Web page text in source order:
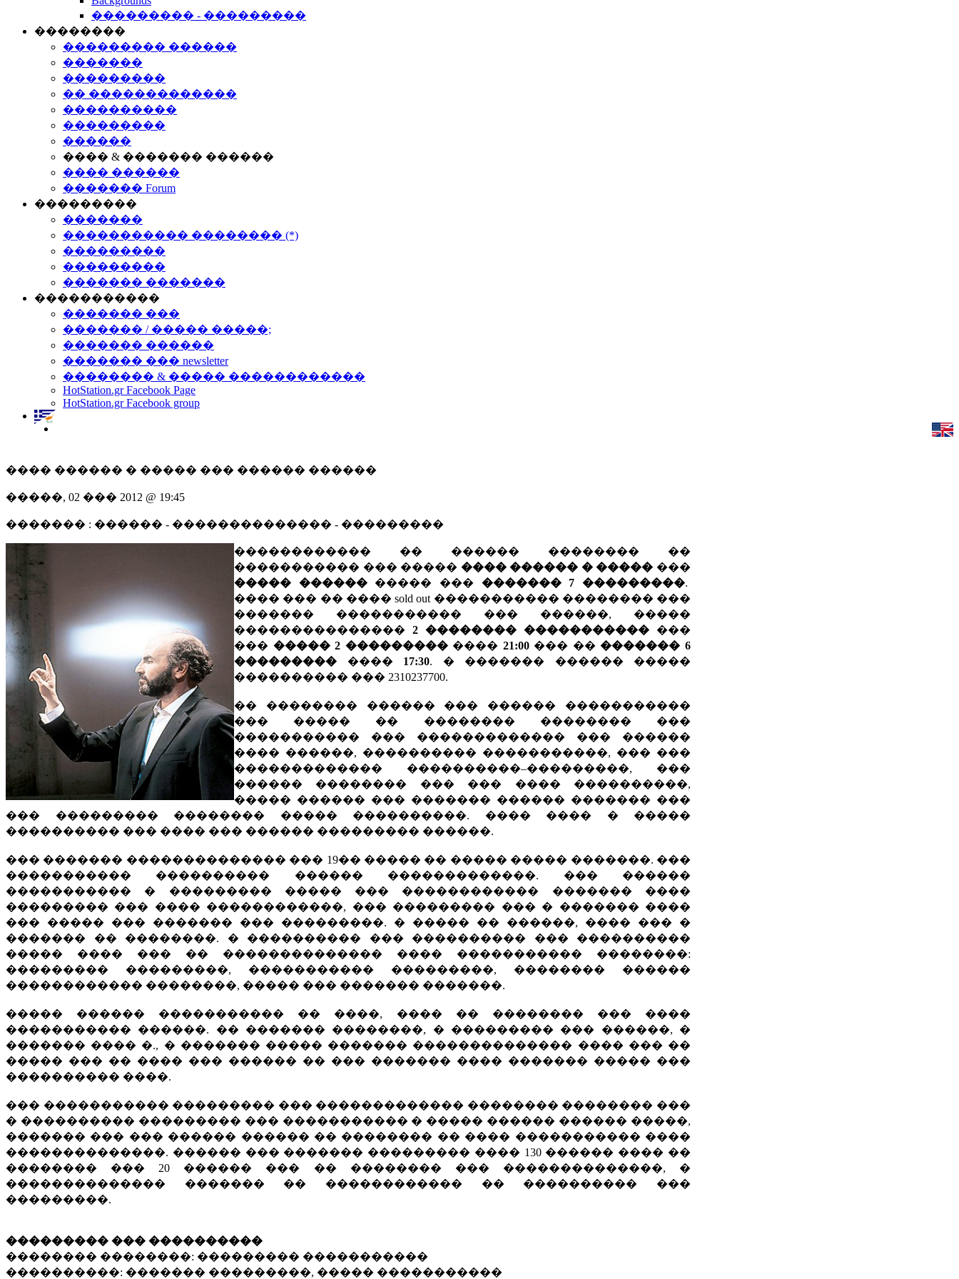
��������� - ���������
��������
��������� ������
�������
���������
�� �������������
����������
���������
������
���� & ������� ������
���� ������
������� Forum
���������
�������
����������� �������� (*)
���������
���������
������� �������
�����������
������� ���
������� / ����� �����;
������� ������
������� ��� newsletter
�������� & ����� ������������
HotStation.gr Facebook Page
HotStation.gr Facebook group
���� ������ � ����� ��� ������ ������
�����, 02 ��� 2012 @ 19:45
������� : ������ - �������������� - ���������
������������ �� ������ �������� ��
����������� ��� ����� ���� ������ � ����� ���
����� ����������� ��� ������� 7 ���������.
���� ��� �� ���� sold out ����������� �������� ���
������� ����������� ��� ������, �����
��������������� 2 �������� ����������� ���
��� ����� 2 ������������� 21:00��� ��������� 6
��������� ���� 17:30. � ������� ������ �����
���������� ��� 2310237700.
�� �������� ������ ��� ������ �����������
��� ����� �� �������� �������� ���
����������� ��� ������������� ��� ������
���� ������, ���������� �����������, ��� ���
������������� ����������–���������, ���
������ �������� ��� ��� ���� ����������,
����� ������ ��� ������� ������ ������� ���
��� ��������� �������� ����� ����������. ���� ���� � �����
���������� ��� ���� ��� ������ ��������� ������.
��� ������� �������������� ��� 19�� ����� �� ����� ����� �������. ���
����������� ���������� ������ �������������. ��� ������
����������� � ��������� ����� ��� ������������ ������� ����
��������� ��� ���� ������������, ��� ��������� ��� � ������� ����
��� ����� ��� ������� ��� ���������. � ����� �� ������, ���� ��� �
������� �� ��������. � ���������� ��� ���������� ��� ����������
����� ���� ��� �� �������������� ���� ����������� ��������:
��������� ���������, ����������� ���������, �������� ������
������������ ��������, ����� ��� ������� �������.
����� ������ ����������� �� ����, ���� �� �������� ��� ����
����������� ������. �� ������� ��������, � ��������� ��� ������, �
������� ���� �., � ������� ����� ������� �������������� ���� ��� ��
����� ��� �� ���� ��� ������ �� ��� ������� ���� ������� ����� ���
���������� ����.
��� ����������� ��������� ��� ������������� �������� �������� ���
� ���������� ��������� ��� ����������� � ����� ������ ������ �����,
������� ��� ��� ������ ������ �� �������� �� ���� ����������� ����
��������������. ������ ��� ������� ��������� ���� 130 ������ ���� ��
�������� ��� 20 ������ ��� �� �������� ��� ��������������, �
�������������� ������� �� ������������ �� ���������� ���
���������.
��������� ��� ����������
�������� ��������: ��������� �����������
����������: ������� ���������, ����� �����������